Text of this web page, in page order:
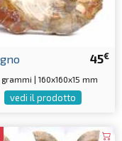
45€
grammi | 160x160x15 mm
vedi il prodotto